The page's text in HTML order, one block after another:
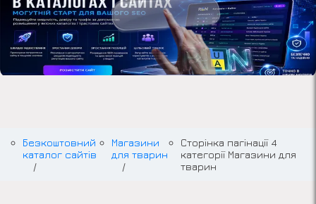
Безкоштовний
каталог сайтів
Магазини
для тварин
Сторінка пагінації 4
категорії Магазини для
тварин